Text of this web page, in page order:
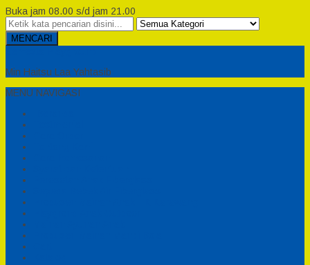
Buka jam 08.00 s/d jam 21.00
MENCARI
Min Haitsu Laa Yahtasib
MENU NAVIGASI